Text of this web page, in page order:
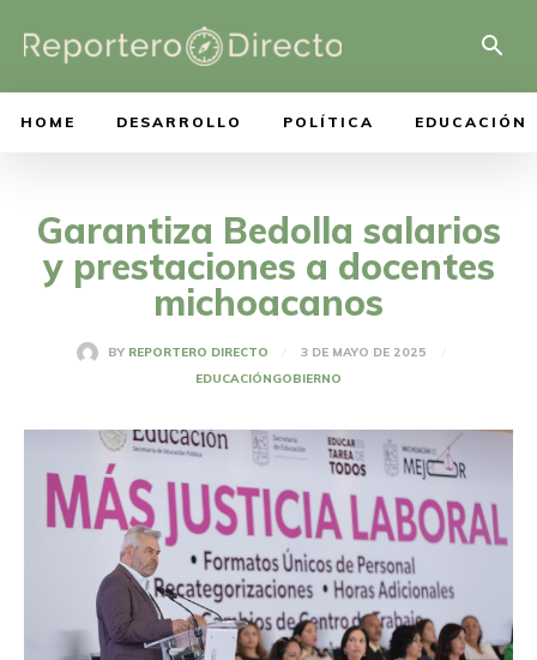
HOME DESARROLLO POLÍTICA EDUCACIÓN
Garantiza Bedolla salarios
y prestaciones a docentes
michoacanos
BY REPORTERO DIRECTO
3 DE MAYO DE 2025
EDUCACIÓNGOBIERNO